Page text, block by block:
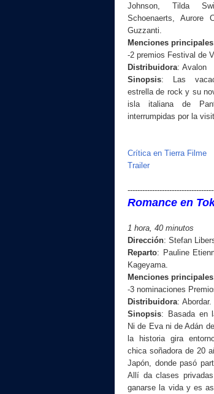
Johnson, Tilda
Schoenaerts, Aurore
Guzzanti.
Menciones principales
-2 premios Festival de
Distribuidora: Avalon
Sinopsis: Las
estrella de rock y su
isla italiana de
interrumpidas por la
Crítica en Tierra Filme
Trailer
Romance en
1 hora, 40 minutos
Dirección: Stefan
Reparto: Pauline
Kageyama.
Menciones principales
-3 nominaciones
Distribuidora: Abordar.
Sinopsis: Basada en
Ni de Eva ni de Adán
la historia gira
chica soñadora de 20
Japón, donde pasó
Allí da clases
ganarse la vida y es